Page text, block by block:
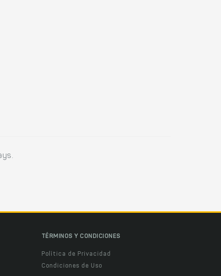
TÉRMINOS Y CONDICIONES
Política de Privacidad
Condiciones de Uso